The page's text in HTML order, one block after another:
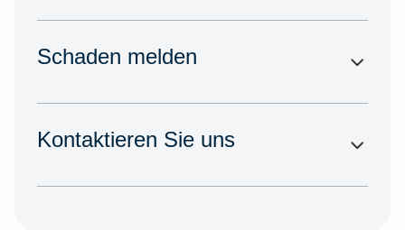
Schaden melden
Kontaktieren Sie uns